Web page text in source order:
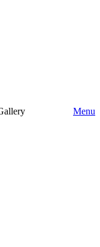
Menu